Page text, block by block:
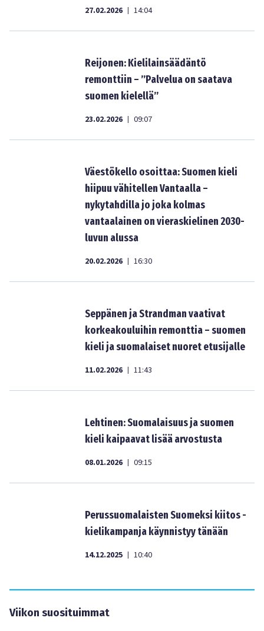
27.02.2026 | 14:04
Reijonen: Kielilainsäädäntö
remonttiin – ”Palvelua on saatava
suomen kielellä”
23.02.2026 | 09:07
Väestökello osoittaa: Suomen kieli
hiipuu vähitellen Vantaalla –
nykytahdilla jo joka kolmas
vantaalainen on vieraskielinen 2030-
luvun alussa
20.02.2026 | 16:30
Seppänen ja Strandman vaativat
korkeakouluihin remonttia – suomen
kieli ja suomalaiset nuoret etusijalle
11.02.2026 | 11:43
Lehtinen: Suomalaisuus ja suomen
kieli kaipaavat lisää arvostusta
08.01.2026 | 09:15
Perussuomalaisten Suomeksi kiitos -
kielikampanja käynnistyy tänään
14.12.2025 | 10:40
Viikon suosituimmat